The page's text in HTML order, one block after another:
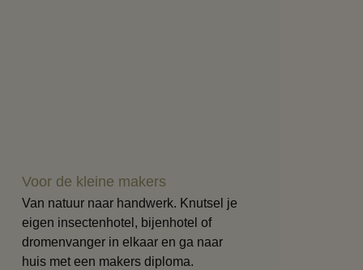
Voor de kleine makers
Van natuur naar handwerk. Knutsel je
eigen insectenhotel, bijenhotel of
dromenvanger in elkaar en ga naar
huis met een makers diploma.